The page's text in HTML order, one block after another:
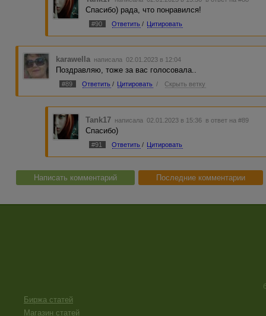
Спасибо) рада, что понравился!
#90 Ответить / Цитировать
karawella написала 02.01.2023 в 12:04
Поздравляю, тоже за вас голосовала..
#89 Ответить / Цитировать / Скрыть ветку
Tank17 написала 02.01.2023 в 15:36 в ответ на #89
Спасибо)
#91 Ответить / Цитировать
Написать комментарий Последние комментарии
Биржа статей
Магазин статей